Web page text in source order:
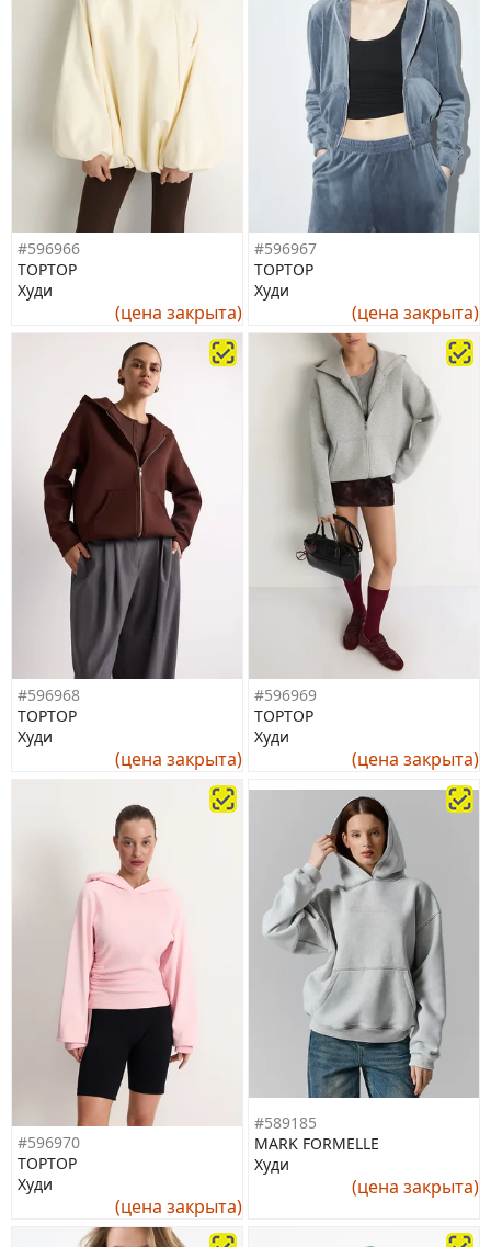
#596966
TOPTOP
Худи
(цена закрыта)
#596967
TOPTOP
Худи
(цена закрыта)
#596968
TOPTOP
Худи
(цена закрыта)
#596969
TOPTOP
Худи
(цена закрыта)
#596970
TOPTOP
Худи
(цена закрыта)
#589185
MARK FORMELLE
Худи
(цена закрыта)